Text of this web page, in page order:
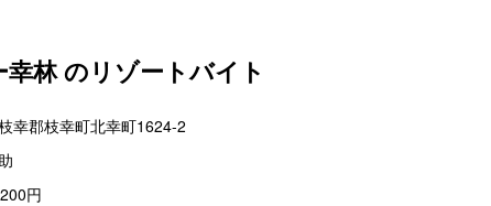
林 のリゾートバイト
幸郡枝幸町北幸町1624-2
円